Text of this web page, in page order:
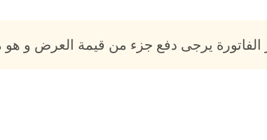
الفاتورة يرجى دفع جزء من قيمة العرض و هو